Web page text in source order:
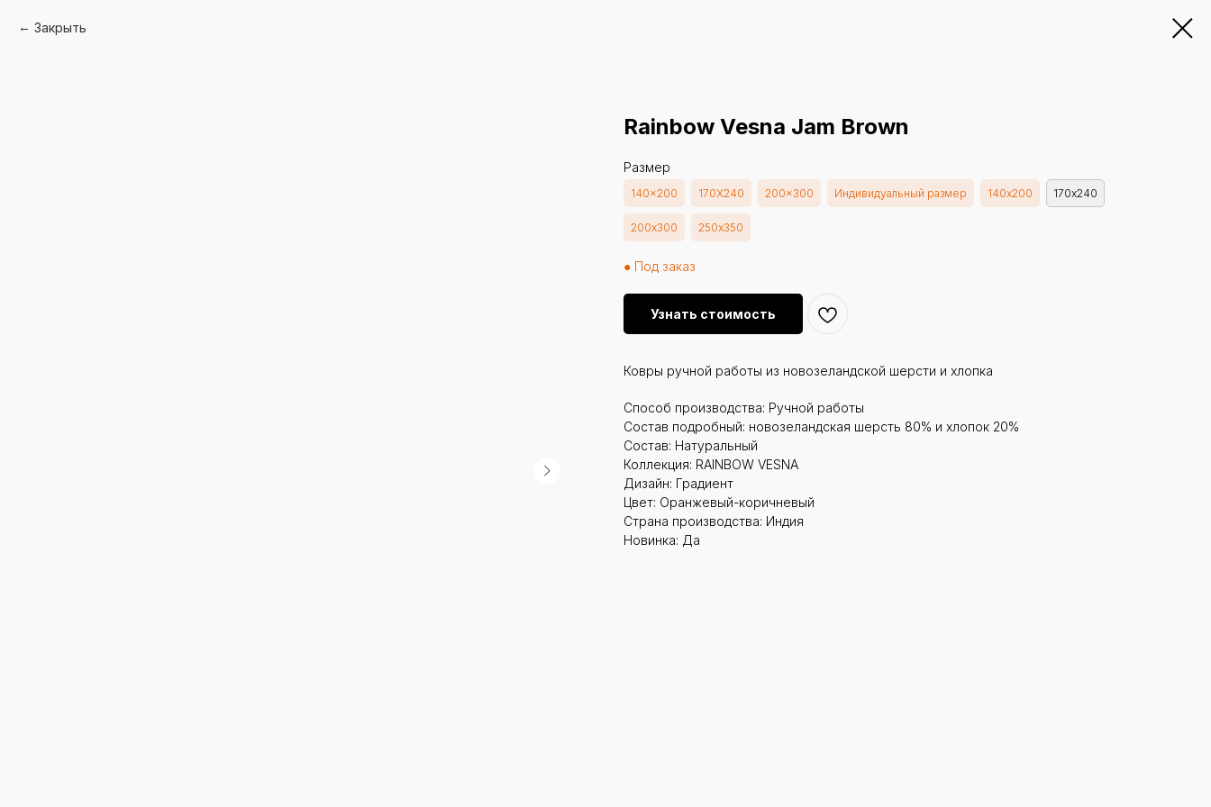
Закрыть
Rainbow Vesna Jam Brown
Размер
140x200 170X240 200x300 Индивидуальный размер 140х200 170х240
200х300 250х350
● Под заказ
Узнать стоимость
Ковры ручной работы из новозеландской шерсти и хлопка
Способ производства: Ручной работы
Состав подробный: новозеландская шерсть 80% и хлопок 20%
Состав: Натуральный
Коллекция: RAINBOW VESNA
Дизайн: Градиент
Цвет: Оранжевый-коричневый
Страна производства: Индия
Новинка: Да